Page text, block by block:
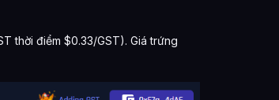
thời điểm $0.33/GST). Giá trứng